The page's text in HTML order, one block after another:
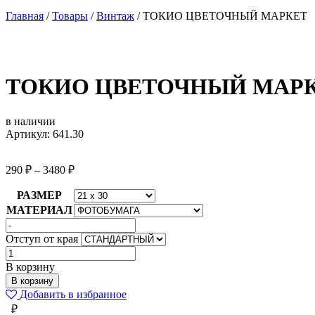
Главная /Товары /Винтаж /ТОКИО ЦВЕТОЧНЫЙ МАРКЕТ
ТОКИО ЦВЕТОЧНЫЙ
в наличии
Артикул: 641.30
290 ₽ – 3480 ₽
РАЗМЕР
МАТЕРИАЛ
Отступ от края
Количество
товара
ТОКИО
ЦВЕТОЧНЫЙ
МАРКЕТ
В корзину
В корзину
Добавить в избранное
₽